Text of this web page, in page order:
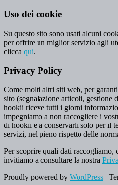
Uso dei cookie
Su questo sito sono usati alcuni
per offrire un miglior servizio agli
clicca qui.
Privacy Policy
Come molti altri siti web, per
sito (segnalazione articoli, gestione
hookii riceve tutti i giorni
impegniamo a non raccogliere i
di hookii e a conservarli solo per il
servizi, nel pieno rispetto delle
Per scoprire quali dati raccogliamo,
invitiamo a consultare la nostra
Proudly powered by WordPress |